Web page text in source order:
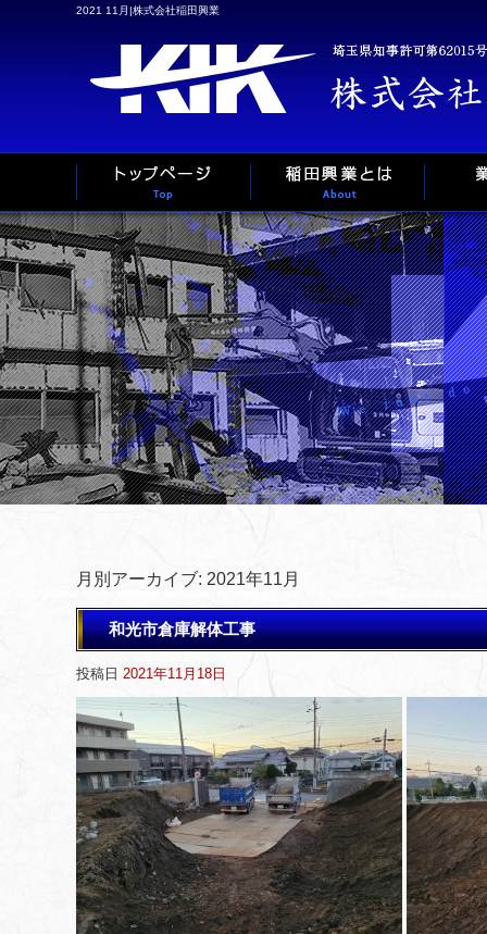
2021 11月|株式会社稲田興業
月別アーカイブ: 2021年11月
和光市倉庫解体工事
投稿日 2021年11月18日